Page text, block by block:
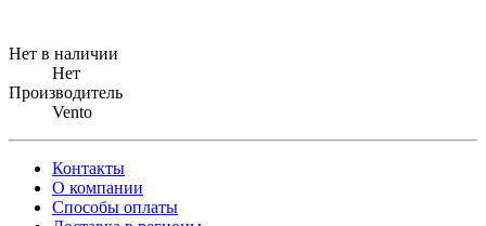
Нет в наличии
Нет
Производитель
Vento
Контакты
О компании
Способы оплаты